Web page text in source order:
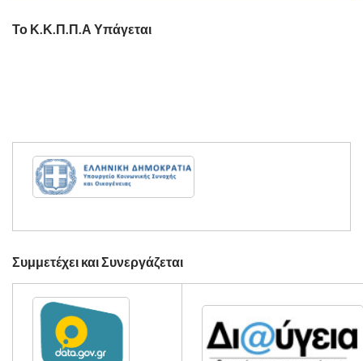
Το Κ.Κ.Π.Π.Α Υπάγεται
Συμμετέχει και Συνεργάζεται